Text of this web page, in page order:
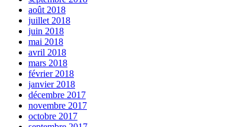
août 2018
juillet 2018
juin 2018
mai 2018
avril 2018
mars 2018
février 2018
janvier 2018
décembre 2017
novembre 2017
octobre 2017